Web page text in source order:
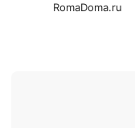
RomaDoma.ru